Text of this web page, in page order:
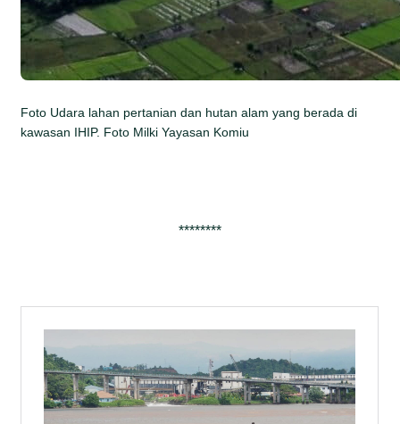
Foto Udara lahan pertanian dan hutan alam yang berada di
kawasan IHIP. Foto Milki Yayasan Komiu
********